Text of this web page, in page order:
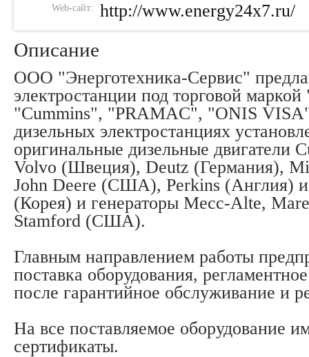
Web-сайт: http://www.energy24x7.ru/
Описание
ООО "Энерготехника-Сервис"
электростанции под торговой
"Cummins", "PRAMAC", "ONIS
дизельных электростанциях
оригинальные дизельные двигатели
Volvo (Швеция), Deutz (Германия),
John Deere (США), Perkins (Англия)
(Корея) и генераторы Mecc-Alte,
Stamford (США).
Главным направлением работы
поставка оборудования,
после гарантийное обслуживание и
На все поставляемое оборудование
сертификаты.